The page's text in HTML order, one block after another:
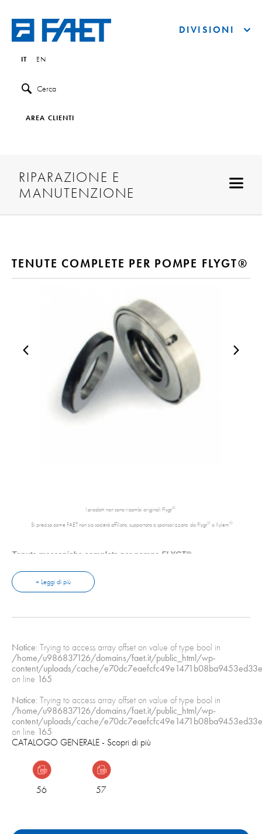
IT EN
Cerca
AREA CLIENTI
DIVISIONI
RIPARAZIONE E
MANUTENZIONE
TENUTE COMPLETE PER POMPE FLYGT®
I prodotti non sono ricambi originali Flygt®.
Si precisa come FAET non sia società affiliata, supportata o sponsorizzata da Flygt®o Xylem®
Tenute meccaniche complete per pompe FLYGT®
Tenute adattabili a qualsiasi modello di pompa Flygt® o
Grindex®
Non si richiede modifica di corpo pompa o strumenti di misura
Design migliorato per migliori prestazioni e durata
Per la corrispondenza tra il codice Faet e il modello di pompa
Flygt®, vedere gli allegati
Confezioni: pezzi singoli
+ Leggi di più
Notice: Trying to access array offset on value of type bool in
/home/u986837126/domains/faet.it/public_html/wp-
content/uploads/cache/
on line 165
Notice: Trying to access array offset on value of type bool in
/home/u986837126/domains/faet.it/public_html/wp-
content/uploads/cache/
on line 165
CATALOGO GENERALE- Scopri di più
56 57